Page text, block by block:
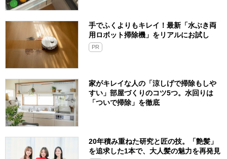
手でふくよりもキレイ！最新「水ぶき両
用ロボット掃除機」をリアルにお試し
PR
家がキレイな人の「涼しげで掃除もしや
すい」部屋づくりのコツ5つ。水回りは
「ついで掃除」を徹底
20年積み重ねた研究と匠の技。「艶髪」
を追求した1本で、大人髪の魅力を再発見